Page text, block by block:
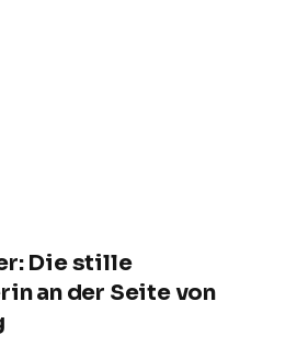
Die stille
an der Seite von